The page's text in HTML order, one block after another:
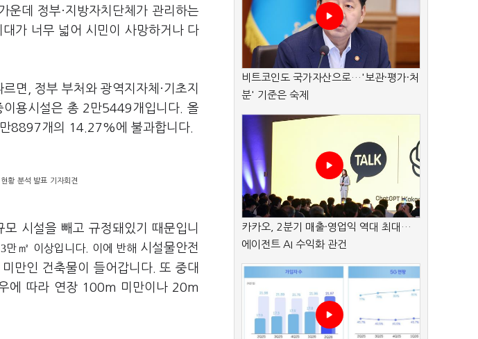
데 정부·지방자치단체가 관리하는
가 너무 넓어 시민이 사망하거나 다
면, 정부 부처와 광역지자체·기초지
이용시설은 총 2만5449개입니다. 올
8897개의 14.27%에 불과합니다.
황 분석 발표 기자회견
시설을 빼고 규정돼있기 때문입니
3만㎡ 이상입니다. 이에 반해 시설물안전
만인 건축물이 들어갑니다. 또 중대
에 따라 연장 100m 미만이나 20m
비트코인도 국가자산으로…'보관·평가·처
분' 기준은 숙제
카카오, 2분기 매출·영업익 역대 최대…
에이전트 AI 수익화 관건